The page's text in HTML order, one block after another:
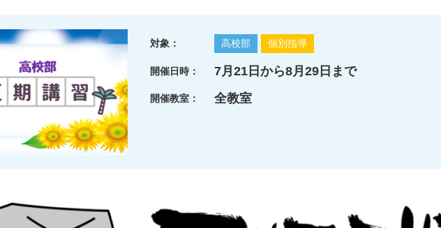
対象： 高校部 個別指導
開催日時： 7月21日から8月29日まで
開催教室： 全教室